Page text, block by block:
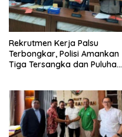
Rekrutmen Kerja Palsu
Terbongkar, Polisi Amankan
Tiga Tersangka dan Puluhan